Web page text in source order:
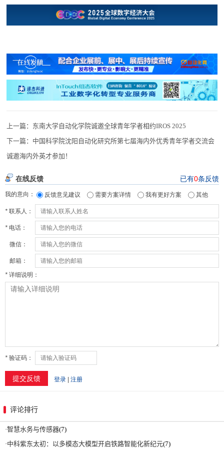
上一篇： 东南大学自动化学院诚邀全球青年学者相约IROS 2025
下一篇： 中国科学院沈阳自动化研究所第七届海内外优秀青年学者交流会
诚邀海内外英才参加！
评论排行
·智慧水务与传感器(7)
·中科紫东太初：以多模态大模型开启铁路智能化新纪元(7)